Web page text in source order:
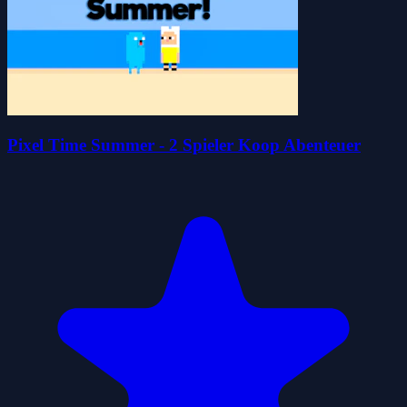
Pixel Time Summer - 2 Spieler Koop Abenteuer